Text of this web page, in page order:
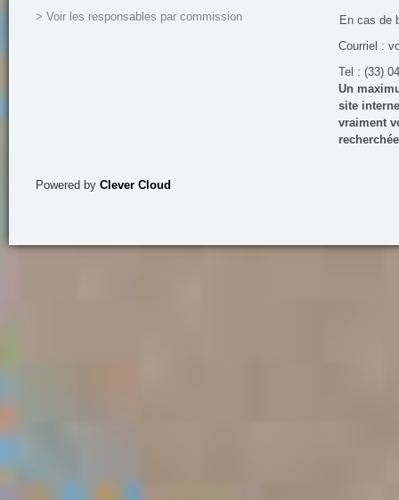
> Voir les responsables par commission
En cas de
Courriel :
Tel : (33)
Un
site
vraiment
Powered by Clever Cloud